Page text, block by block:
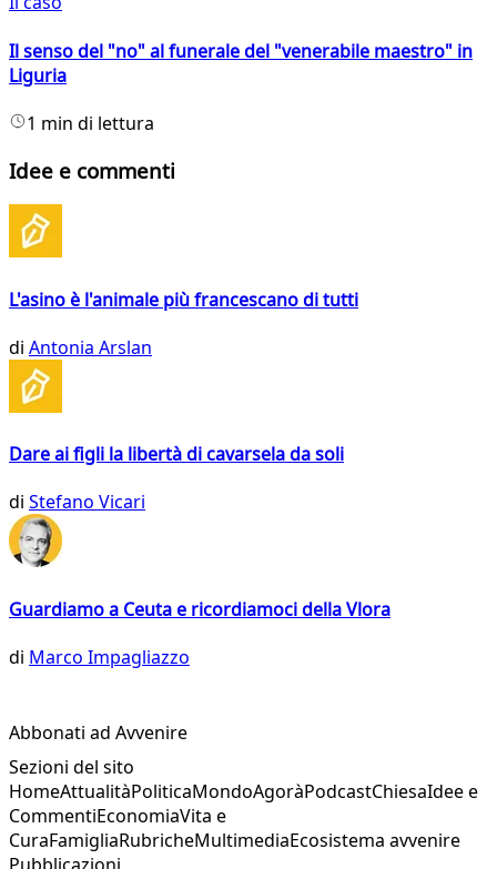
Il senso del "no" al funerale del "venerabile maestro" in
Liguria
1 min di lettura
Idee e commenti
L'asino è l'animale più francescano di tutti
di Antonia Arslan
Dare ai figli la libertà di cavarsela da soli
di Stefano Vicari
Guardiamo a Ceuta e ricordiamoci della Vlora
di Marco Impagliazzo
Abbonati ad Avvenire
Sezioni del sito
HomeAttualitàPoliticaMondoAgoràPodcastChiesaIdee e
CommentiEconomiaVita e
CuraFamigliaRubricheMultimediaEcosistema avvenire